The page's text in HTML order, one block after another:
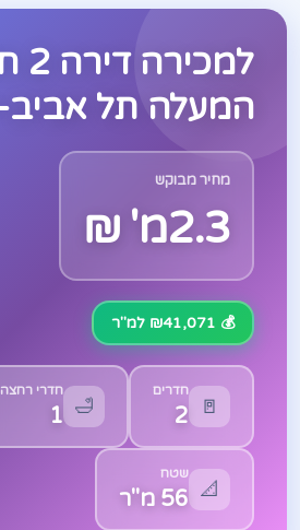
המעלה תל אביב-
מחיר מבוקש
2.3מ' ₪
💰 ₪41,071 למ"ר
🚪
חדרים
2
🛁
חדרי רחצה
1
📐
שטח
56 מ"ר